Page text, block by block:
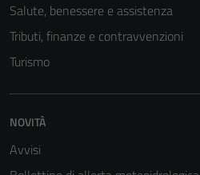
Salute, benessere e assistenza
Tributi, finanze e contravvenzioni
Turismo
NOVITÀ
Avvisi